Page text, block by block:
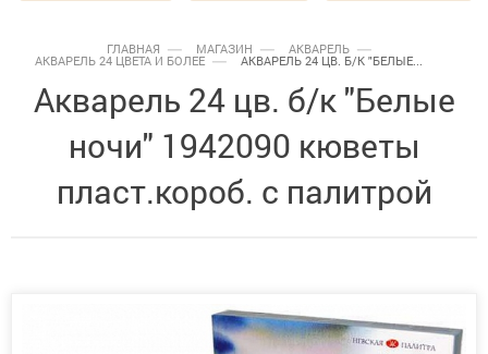
ГЛАВНАЯ МАГАЗИН АКВАРЕЛЬ
АКВАРЕЛЬ 24 ЦВЕТА И БОЛЕЕ АКВАРЕЛЬ 24 ЦВ. Б/К "БЕЛЫЕ...
Акварель 24 цв. б/к "Белые
ночи" 1942090 кюветы
пласт.короб. с палитрой